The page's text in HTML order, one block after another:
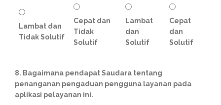
Lambat dan
Tidak Solutif
Cepat dan
Tidak
Solutif
Lambat
dan
Solutif
Cepat
dan
Solutif
8. Bagaimana pendapat Saudara tentang
penanganan pengaduan pengguna layanan pada
aplikasi pelayanan ini.